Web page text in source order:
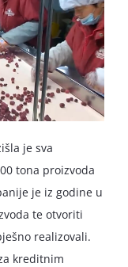
je sva
tona proizvoda
je iz godine u
te otvoriti
realizovali.
kreditnim